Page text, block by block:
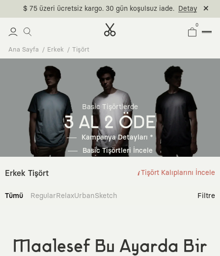
$ 75 üzeri ücretsiz kargo. 30 gün koşulsuz iade. Detay
0
Ana Sayfa Erkek Tişört
Basic Tişörtlerde
3 AL 2 ÖDE
Kampanya Detayları *
Basic Tişörtleri İncele
Erkek Tişört Tişört Kalıplarını İncele
Tümü RegularRelaxUrbanSketch Filtre
Maalesef Bu Ayarda Bir